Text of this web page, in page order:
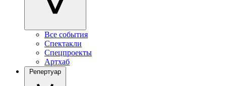
Все события
Спектакли
Спецпроекты
Артхаб
Репертуар